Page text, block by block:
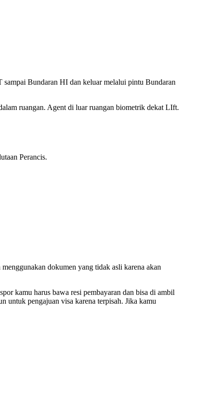
sampai Bundaran HI dan keluar melalui pintu Bundaran
ruangan. Agent di luar ruangan biometrik dekat LIft.
Perancis.
dokumen yang tidak asli karena akan
kamu harus bawa resi pembayaran dan bisa di ambil
untuk pengajuan visa karena terpisah. Jika kamu